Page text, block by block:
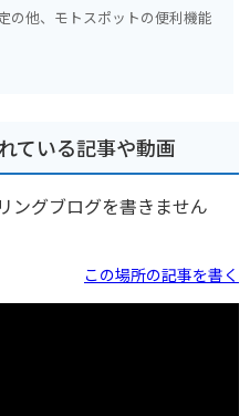
の他、モトスポットの便利機能
ている記事や動画
ングブログを書きません
この場所の記事を書く